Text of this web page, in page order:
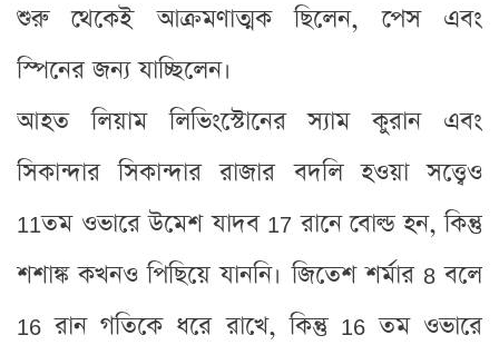
শুরু থেকেই আক্রমণাত্মক ছিলেন, পেস এবং
স্পিনের জন্য যাচ্ছিলেন।
আহত লিয়াম লিভিংস্টোনের স্যাম কুরান এবং
সিকান্দার সিকান্দার রাজার বদলি হওয়া সত্ত্বেও
11তম ওভারে উমেশ যাদব 17 রানে বোল্ড হন, কিন্তু
শশাঙ্ক কখনও পিছিয়ে যাননি। জিতেশ শর্মার 8 বলে
16 রান গতিকে ধরে রাখে, কিন্তু 16 তম ওভারে